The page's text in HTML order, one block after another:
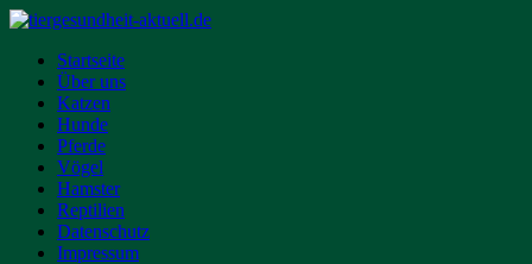
Startseite
Über uns
Katzen
Hunde
Pferde
Vögel
Hamster
Reptilien
Datenschutz
Impressum